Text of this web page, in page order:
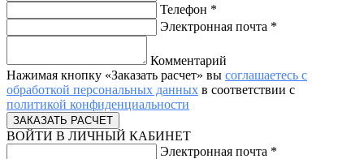
Телефон *
Электронная почта *
Комментарий
Нажимая кнопку «Заказать расчет» вы соглашаетесь с
обработкой персональных данных в соответствии с
политикой конфиденциальности
ВОЙТИ В ЛИЧНЫЙ КАБИНЕТ
Электронная почта *